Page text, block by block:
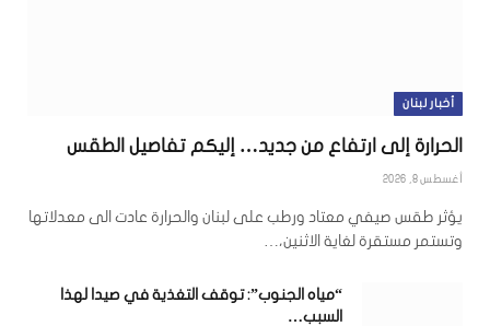
أخبار لبنان
الحرارة إلى ارتفاع من جديد… إليكم تفاصيل الطقس
أغسطس 8, 2026
يؤثر طقس صيفي معتاد ورطب على لبنان والحرارة عادت الى معدلاتها
وتستمر مستقرة لغاية الاثنين،…
“مياه الجنوب”: توقف التغذية في صيدا لهذا
السبب…